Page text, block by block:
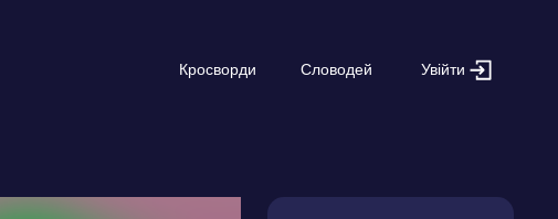
Кросворди Словодей Увійти